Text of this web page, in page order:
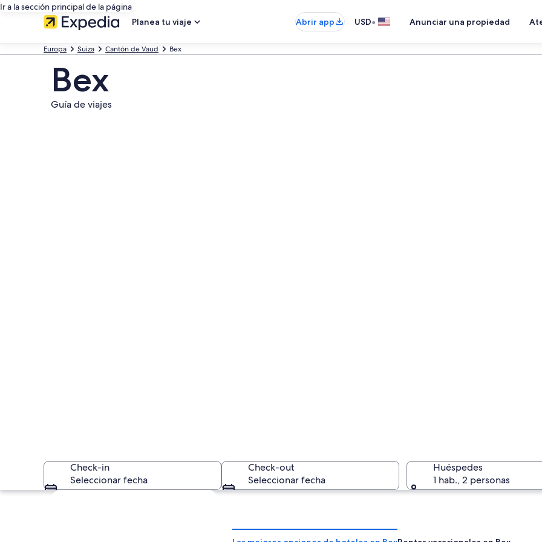
Ir a la sección principal de la página
Planea tu viaje
Abrir app USD• Anunciar una propiedad
Europa Suiza Cantón de Vaud Bex
Bex
Guía de viajes
Check-in
Seleccionar fecha
Check-out
Seleccionar fecha
Huéspedes
1 hab., 2 personas
Explorar mapa